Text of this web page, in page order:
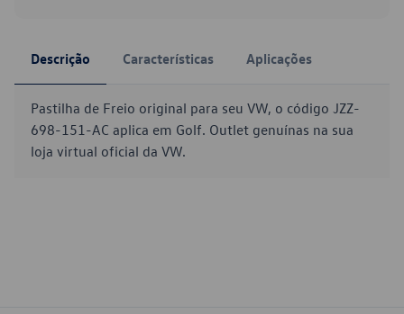
Descrição Características Aplicações
Pastilha de Freio original para seu VW, o código JZZ-
698-151-AC aplica em Golf. Outlet genuínas na sua
loja virtual oficial da VW.